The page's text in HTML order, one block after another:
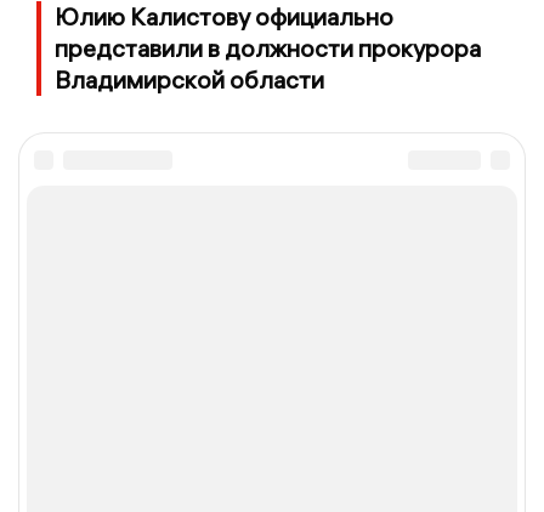
Юлию Калистову официально
представили в должности прокурора
Владимирской области